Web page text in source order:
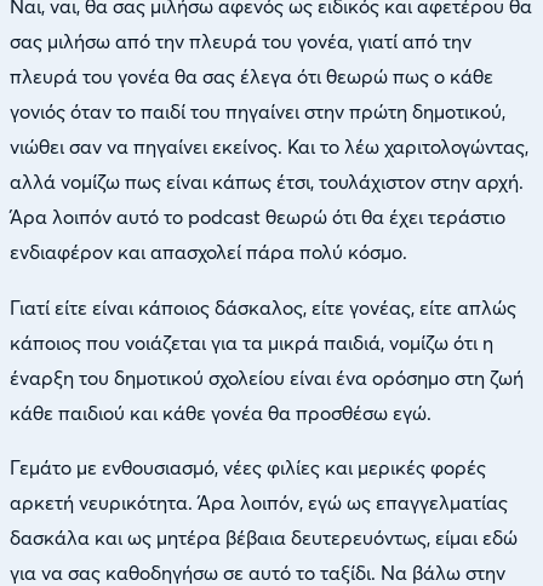
Ναι, ναι, θα σας μιλήσω αφενός ως ειδικός και αφετέρου θα
σας μιλήσω από την πλευρά του γονέα, γιατί από την
πλευρά του γονέα θα σας έλεγα ότι θεωρώ πως ο κάθε
γονιός όταν το παιδί του πηγαίνει στην πρώτη δημοτικού,
νιώθει σαν να πηγαίνει εκείνος. Και το λέω χαριτολογώντας,
αλλά νομίζω πως είναι κάπως έτσι, τουλάχιστον στην αρχή.
Άρα λοιπόν αυτό το podcast θεωρώ ότι θα έχει τεράστιο
ενδιαφέρον και απασχολεί πάρα πολύ κόσμο.
Γιατί είτε είναι κάποιος δάσκαλος, είτε γονέας, είτε απλώς
κάποιος που νοιάζεται για τα μικρά παιδιά, νομίζω ότι η
έναρξη του δημοτικού σχολείου είναι ένα ορόσημο στη ζωή
κάθε παιδιού και κάθε γονέα θα προσθέσω εγώ.
Γεμάτο με ενθουσιασμό, νέες φιλίες και μερικές φορές
αρκετή νευρικότητα. Άρα λοιπόν, εγώ ως επαγγελματίας
δασκάλα και ως μητέρα βέβαια δευτερευόντως, είμαι εδώ
για να σας καθοδηγήσω σε αυτό το ταξίδι. Να βάλω στην